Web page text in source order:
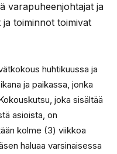
varapuheenjohtajat ja
toiminnot toimivat
huhtikuussa ja
ja paikassa, jonka
joka sisältää
asioista, on
kolme (3) viikkoa
haluaa varsinaisessa